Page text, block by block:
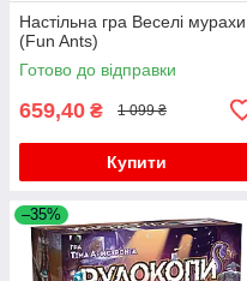
Настільна гра Веселі мурахи
(Fun Ants)
Готово до відправки
659,40 ₴ 1 099 ₴
Купити
–35%